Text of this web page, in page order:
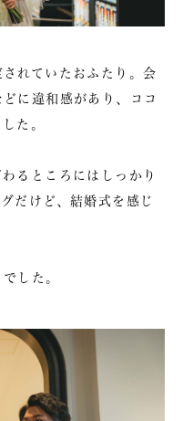
れていたおふたり。会
に違和感があり、ココ
た。
るところにはしっかり
だけど、結婚式を感じ
した。